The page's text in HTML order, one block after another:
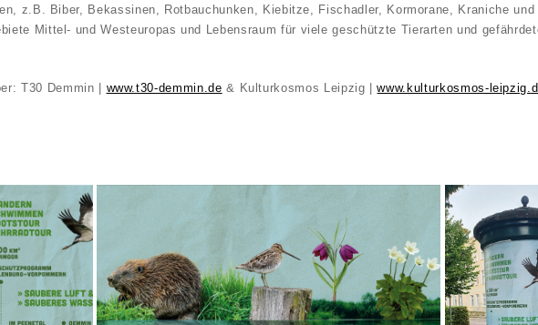
z.B. Biber, Bekassinen, Rotbauchunken, Kiebitze, Fischadler, Kormorane, Kraniche
Mittel- und Westeuropas und Lebensraum für viele geschützte Tierarten und
T30 Demmin | www.t30-demmin.de & Kulturkosmos Leipzig |www.kulturkosmos-